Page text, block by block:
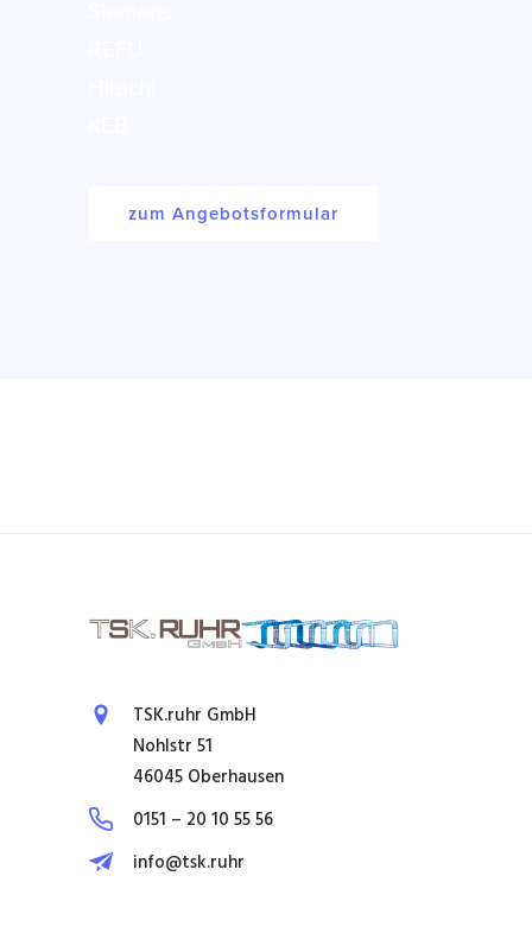
zum Angebotsformular
TSK.ruhr GmbH
Nohlstr 51
46045 Oberhausen
0151 – 20 10 55 56
info@tsk.ruhr